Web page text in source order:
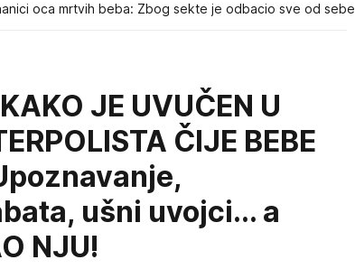
oca mrtvih beba: Zbog sekte je odbacio sve od sebe
JE UVUČEN U
ČIJE BEBE
ušni uvojci... a
NJU!